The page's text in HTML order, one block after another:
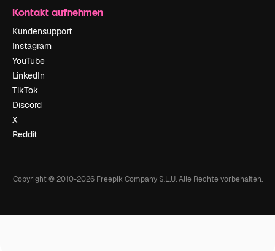
Kontakt aufnehmen
Kundensupport
Instagram
YouTube
LinkedIn
TikTok
Discord
X
Reddit
Copyright © 2010-2026Freepik Company S.L.U. Alle Rechte vorbehalten.